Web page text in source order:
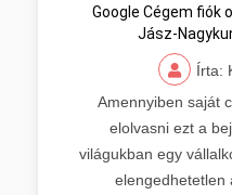
Google Cégem fiók
Jász-
Írta:
Amennyiben saját
elolvasni ezt a
világukban egy
elengedhetetlen